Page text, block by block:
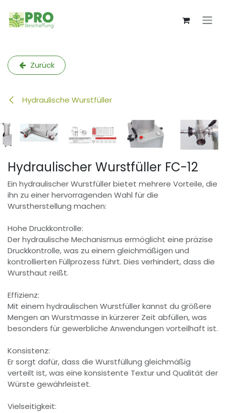
Zurück
Hydraulische Wurstfüller
Hydraulischer Wurstfüller FC-12
Ein hydraulischer Wurstfüller bietet mehrere Vorteile, die
ihn zu einer hervorragenden Wahl für die
Wurstherstellung machen:
Hohe Druckkontrolle:
Der hydraulische Mechanismus ermöglicht eine präzise
Druckkontrolle, was zu einem gleichmäßigen und
kontrollierten Füllprozess führt. Dies verhindert, dass die
Wursthaut reißt.
Effizienz:
Mit einem hydraulischen Wurstfüller kannst du größere
Mengen an Wurstmasse in kürzerer Zeit abfüllen, was
besonders für gewerbliche Anwendungen vorteilhaft ist.
Konsistenz:
Er sorgt dafür, dass die Wurstfüllung gleichmäßig
verteilt ist, was eine konsistente Textur und Qualität der
Würste gewährleistet.
Vielseitigkeit: